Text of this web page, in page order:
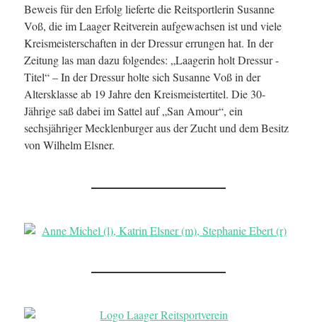
Beweis für den Erfolg lieferte die Reitsportlerin Susanne
Voß, die im Laager Reitverein aufgewachsen ist und viele
Kreismeisterschaften in der Dressur errungen hat. In der
Zeitung las man dazu folgendes: „Laagerin holt Dressur -
Titel“ – In der Dressur holte sich Susanne Voß in der
Altersklasse ab 19 Jahre den Kreismeistertitel. Die 30-
Jährige saß dabei im Sattel auf „San Amour“, ein
sechsjähriger Mecklenburger aus der Zucht und dem Besitz
von Wilhelm Elsner.